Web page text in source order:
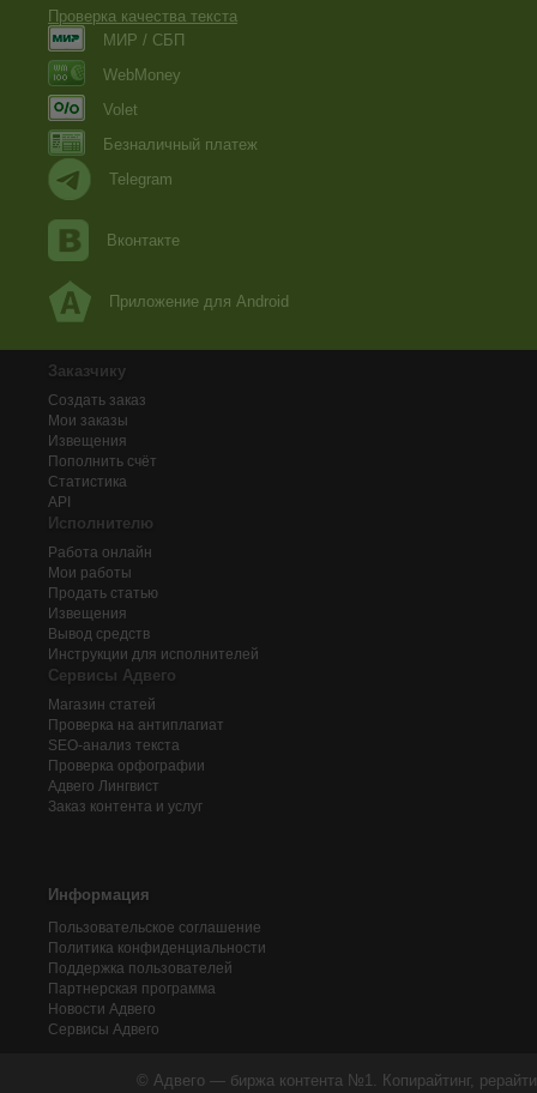
Проверка качества текста
МИР / СБП
WebMoney
Volet
Безналичный платеж
Telegram
Вконтакте
Приложение для Android
Заказчику
Создать заказ
Мои заказы
Извещения
Пополнить счёт
Статистика
API
Исполнителю
Работа онлайн
Мои работы
Продать статью
Извещения
Вывод средств
Инструкции для исполнителей
Сервисы Адвего
Магазин статей
Проверка на антиплагиат
SEO-анализ текста
Проверка орфографии
Адвего Лингвист
Заказ контента и услуг
Информация
Пользовательское соглашение
Политика конфиденциальности
Поддержка пользователей
Партнерская программа
Новости Адвего
Сервисы Адвего
© Адвего — биржа контента №1. Копирайтинг,